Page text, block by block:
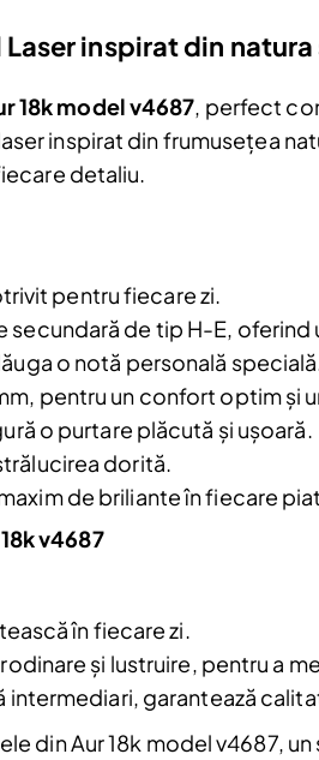
Email
Am citit și sunt de acord
confidentialitate
inspirat din
18k model v4687, perfect
inspirat din frumusețea
detaliu.
pentru fiecare zi.
secundară de tip H-E, oferind
o notă personală
pentru un confort optim și
o purtare plăcută și ușoară.
dorită.
de briliante în fiecare
v4687
în fiecare zi.
și lustruire, pentru a
garantează
din Aur 18k model v4687,